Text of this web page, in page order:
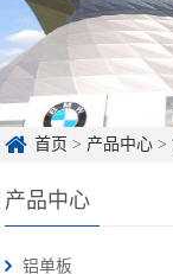
首页 > 产品中心 >
产品中心
铝单板